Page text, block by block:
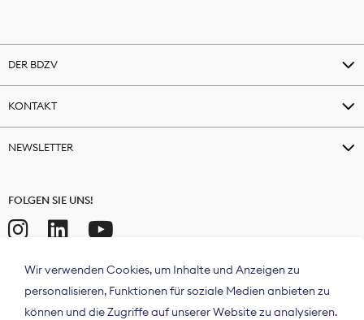
DER BDZV
KONTAKT
NEWSLETTER
FOLGEN SIE UNS!
Wir verwenden Cookies, um Inhalte und Anzeigen zu
personalisieren, Funktionen für soziale Medien anbieten zu
können und die Zugriffe auf unserer Website zu analysieren.